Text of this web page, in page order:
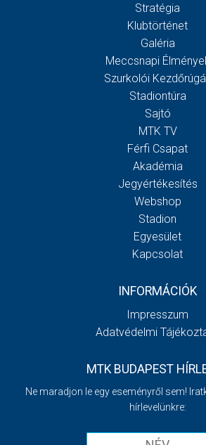
Stratégia
Klubtörténet
Galéria
Meccsnapi
Szurkolói
Stadiontúra
Sajtó
MTK TV
Férfi Csapat
Akadémia
Jegyértékesítés
Webshop
Stadion
Egyesület
Kapcsolat
INFORMÁCIÓK
Impresszum
Adatvédelmi
MTK BUDAPEST
Ne maradjon le egy eseményről sem!
hírlevelünkre: